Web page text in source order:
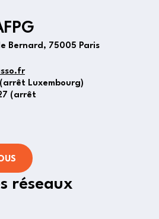
Bernard, 75005 Paris
Luxembourg)
(arrêt
réseaux